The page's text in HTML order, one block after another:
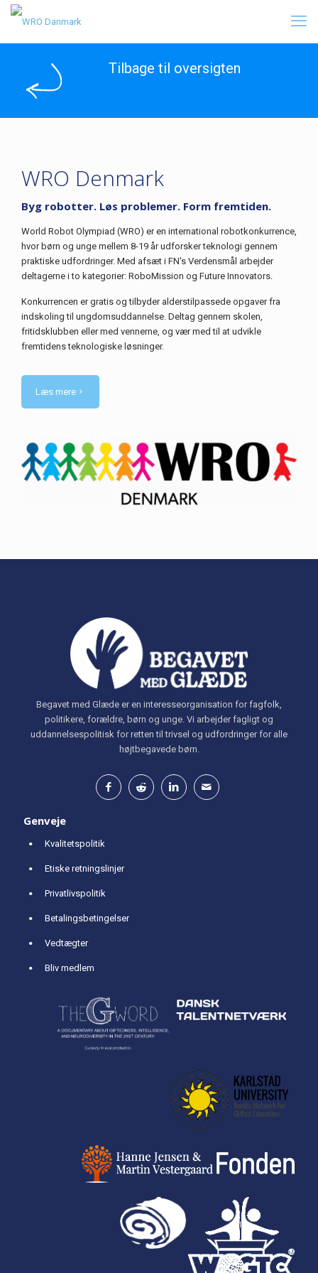
Tilbage til oversigten
WRO Denmark
Byg robotter. Løs problemer. Form fremtiden.
World Robot Olympiad (WRO) er en international robotkonkurrence,
hvor børn og unge mellem 8-19 år udforsker teknologi gennem
praktiske udfordringer. Med afsæt i FN's Verdensmål arbejder
deltagerne i to kategorier: RoboMission og Future Innovators.
Konkurrencen er gratis og tilbyder alderstilpassede opgaver fra
indskoling til ungdomsuddannelse. Deltag gennem skolen,
fritidsklubben eller med vennerne, og vær med til at udvikle
fremtidens teknologiske løsninger.
Læs mere
Begavet med Glæde er en interesseorganisation for fagfolk,
politikere, forældre, børn og unge. Vi arbejder fagligt og
uddannelsespolitisk for retten til trivsel og udfordringer for alle
højtbegavede børn.
Genveje
Kvalitetspolitik
Etiske retningslinjer
Privatlivspolitik
Betalingsbetingelser
Vedtægter
Bliv medlem